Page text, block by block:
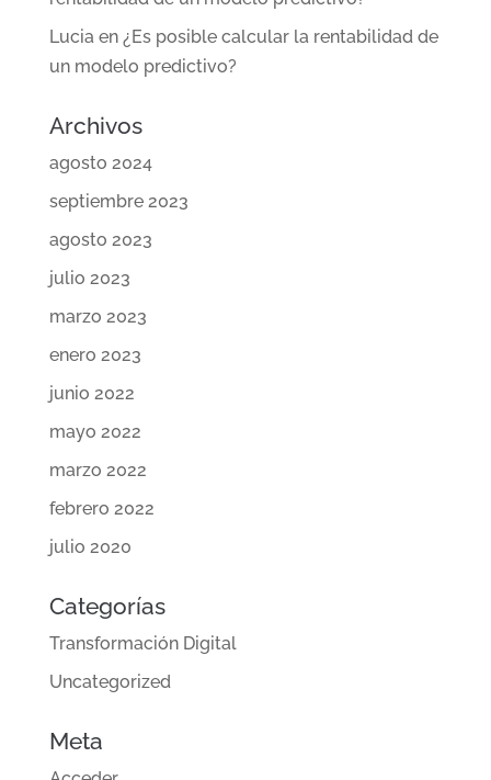
Luciaen ¿Es posible calcular la rentabilidad de
un modelo predictivo?
Archivos
agosto 2024
septiembre 2023
agosto 2023
julio 2023
marzo 2023
enero 2023
junio 2022
mayo 2022
marzo 2022
febrero 2022
julio 2020
Categorías
Transformación Digital
Uncategorized
Meta